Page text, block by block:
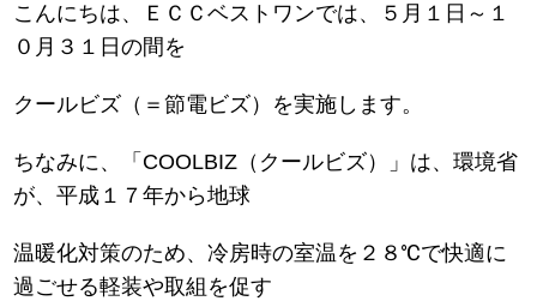
こんにちは、ＥＣＣベストワンでは、５月１日～１
０月３１日の間を
クールビズ（＝節電ビズ）を実施します。
ちなみに、「COOLBIZ（クールビズ）」は、環境省
が、平成１７年から地球
温暖化対策のため、冷房時の室温を２８℃で快適に
過ごせる軽装や取組を促す